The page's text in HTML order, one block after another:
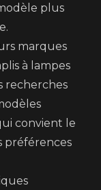
plus
marques
à lampes
recherches
convient le
préférences